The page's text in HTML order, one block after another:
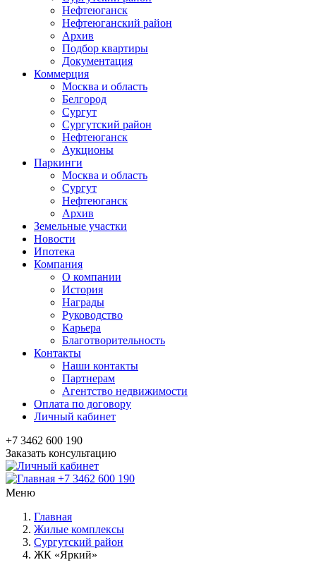
Нефтеюганск
Нефтеюганский район
Архив
Подбор квартиры
Документация
Коммерция
Москва и область
Белгород
Сургут
Сургутский район
Нефтеюганск
Аукционы
Паркинги
Москва и область
Сургут
Нефтеюганск
Архив
Земельные участки
Новости
Ипотека
Компания
О компании
История
Награды
Руководство
Карьера
Благотворительность
Контакты
Наши контакты
Партнерам
Агентство недвижимости
Оплата по договору
Личный кабинет
+7 3462 600 190
Заказать консультацию
+7 3462 600 190
Меню
Главная
Жилые комплексы
Сургутский район
ЖК «Яркий»